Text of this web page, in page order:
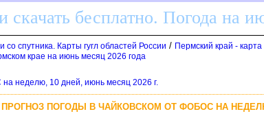
бесплатно. Погода на
спутника. Карты гугл областей России / Пермский край -
крае на июнь месяц 2026 года
неделю, 10 дней, июнь месяц 2026 г.
ПРОГНОЗ ПОГОДЫ В ЧАЙКОВСКОМ ОТ ФОБОС НА